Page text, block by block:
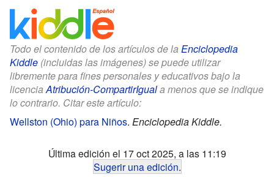
Todo el contenido de los artículos de la Enciclopedia
Kiddle (incluidas las imágenes) se puede utilizar
libremente para fines personales y educativos bajo la
licenciaAtribución-CompartirIguala menos que se indique
lo contrario. Citar este artículo:
Wellston (Ohio) para Niños. Enciclopedia Kiddle.
Última edición el 17 oct 2025, a las 11:19
Sugerir una edición.